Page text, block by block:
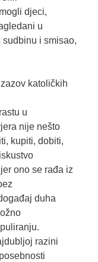
djeci,
u
sudbinu i smisao,
katoličkih
u
nije nešto
kupiti, dobiti,
ono se rađa iz
duha
razini